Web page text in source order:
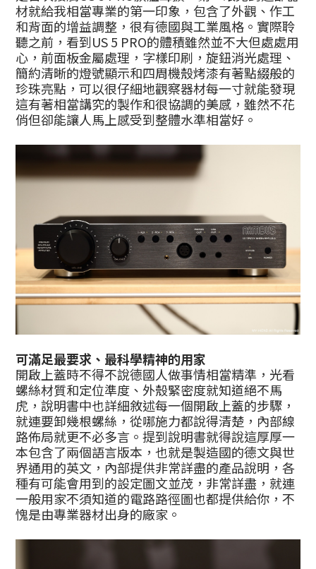
材就給我相當專業的第一印象，包含了外觀、作工
和背面的增益調整，很有德國與工業風格。實際聆
聽之前，看到US 5 PRO的體積雖然並不大但處處用
心，前面板金屬處理，字樣印刷，旋鈕消光處理、
簡約清晰的燈號顯示和四周機殼烤漆有著點綴般的
珍珠亮點，可以很仔細地觀察器材每一寸就能發現
這有著相當講究的製作和很協調的美感，雖然不花
俏但卻能讓人馬上感受到整體水準相當好。
可滿足最要求、最科學精神的用家
開啟上蓋時不得不說德國人做事情相當精準，光看
螺絲材質和定位準度、外殼緊密度就知道絕不馬
虎，說明書中也詳細敘述每一個開啟上蓋的步驟，
就連要卸幾根螺絲，從哪施力都說得清楚，內部線
路佈局就更不必多言。提到說明書就得說這厚厚一
本包含了兩個語言版本，也就是製造國的德文與世
界通用的英文，內部提供非常詳盡的產品說明，各
種有可能會用到的設定圖文並茂，非常詳盡，就連
一般用家不須知道的電路路徑圖也都提供給你，不
愧是由專業器材出身的廠家。